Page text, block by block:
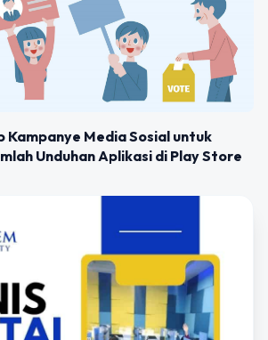
Kampanye Media Sosial untuk
Unduhan Aplikasi di Play Store